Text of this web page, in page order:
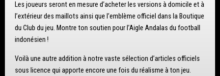
Les joueurs seront en mesure d’acheter les versions à domicile et à
l’extérieur des maillots ainsi que l’emblème officiel dans la Boutique
du Club du jeu. Montre ton soutien pour l’Aigle Andalas du football
indonésien !
Voilà une autre addition à notre vaste sélection d’articles officiels
sous licence qui apporte encore une fois du réalisme à ton jeu.